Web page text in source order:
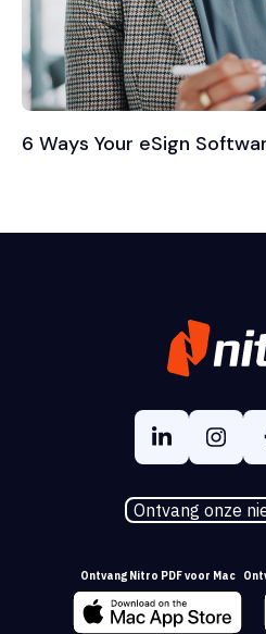
6 Ways Your eSign
Ontvang onze
Ontvang Nitro PDF voor Mac